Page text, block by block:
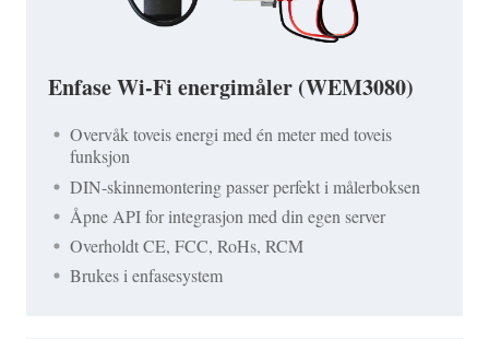
Enfase Wi-Fi energimåler (WEM3080)
Overvåk toveis energi med én meter med toveis
funksjon
DIN-skinnemontering passer perfekt i målerboksen
Åpne API for integrasjon med din egen server
Overholdt CE, FCC, RoHs, RCM
Brukes i enfasesystem